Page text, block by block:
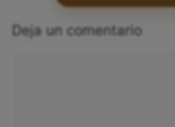
Deja un comentario